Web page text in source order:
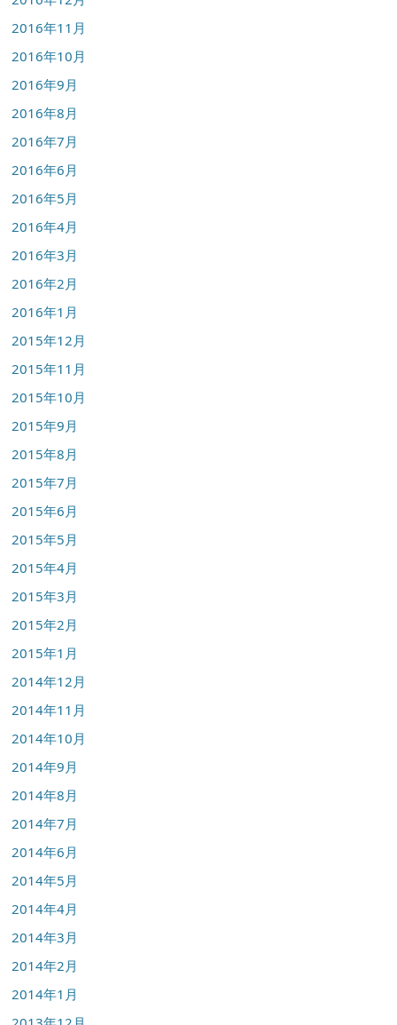
2016年11月
2016年10月
2016年9月
2016年8月
2016年7月
2016年6月
2016年5月
2016年4月
2016年3月
2016年2月
2016年1月
2015年12月
2015年11月
2015年10月
2015年9月
2015年8月
2015年7月
2015年6月
2015年5月
2015年4月
2015年3月
2015年2月
2015年1月
2014年12月
2014年11月
2014年10月
2014年9月
2014年8月
2014年7月
2014年6月
2014年5月
2014年4月
2014年3月
2014年2月
2014年1月